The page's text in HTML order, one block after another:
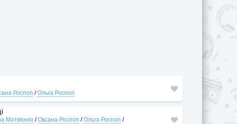
Роспоп /Ольга Роспоп
Матвієнко /Оксана Роспоп /Ольга Роспоп /